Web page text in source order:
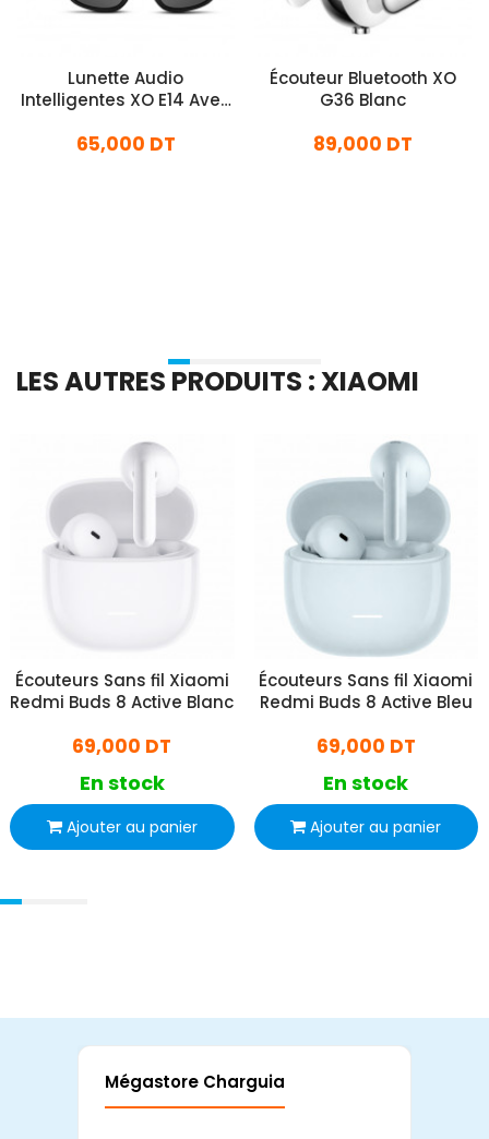
Lunette Audio
Intelligentes XO E14 Avec
65,000 DT
Écouteur Bluetooth XO
G36 Blanc
89,000 DT
LES AUTRES PRODUITS : XIAOMI
Écouteurs Sans fil Xiaomi
Redmi Buds 8 Active Blanc
69,000 DT
En stock
Ajouter au panier
Écouteurs Sans fil Xiaomi
Redmi Buds 8 Active Bleu
69,000 DT
En stock
Ajouter au panier
Mégastore Charguia